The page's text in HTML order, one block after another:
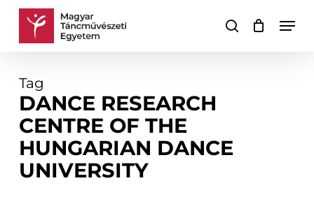
Skip
search
Cart Close
Tag
DANCE RESEARCH
CENTRE OF THE
HUNGARIAN DANCE
UNIVERSITY